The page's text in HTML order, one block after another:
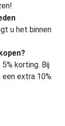
u het binnen
korting. Bij
extra 10%